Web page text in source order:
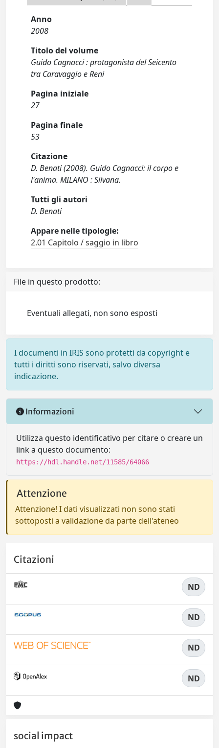
Anno
2008
Titolo del volume
Guido Cagnacci : protagonista del Seicento
tra Caravaggio e Reni
Pagina iniziale
27
Pagina finale
53
Citazione
D. Benati (2008). Guido Cagnacci: il corpo e
l'anima. MILANO : Silvana.
Tutti gli autori
D. Benati
Appare nelle tipologie:
2.01 Capitolo / saggio in libro
File in questo prodotto:
Eventuali allegati, non sono esposti
I documenti in IRIS sono protetti da copyright e
tutti i diritti sono riservati, salvo diversa
indicazione.
Informazioni
Utilizza questo identificativo per citare o creare un
link a questo documento:
https://hdl.handle.net/11585/64066
Attenzione
Attenzione! I dati visualizzati non sono stati
sottoposti a validazione da parte dell'ateneo
Citazioni
ND
ND
ND
ND
social impact